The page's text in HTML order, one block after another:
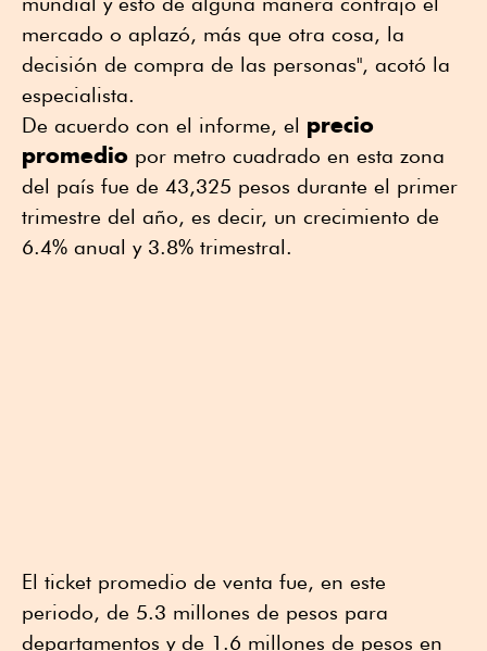
mercado o aplazó, más que otra cosa, la
decisión de compra de las personas", acotó la
especialista.
De acuerdo con el informe, el precio
promedio por metro cuadrado en esta zona
del país fue de 43,325 pesos durante el primer
trimestre del año, es decir, un crecimiento de
6.4% anual y 3.8% trimestral.
El ticket promedio de venta fue, en este
periodo, de 5.3 millones de pesos para
departamentos y de 1.6 millones de pesos en